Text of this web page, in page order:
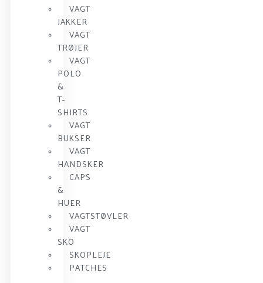
VAGT
JAKKER
VAGT
TRØJER
VAGT
POLO
&
T-
SHIRTS
VAGT
BUKSER
VAGT
HANDSKER
CAPS
&
HUER
VAGTSTØVLER
VAGT
SKO
SKOPLEJE
PATCHES